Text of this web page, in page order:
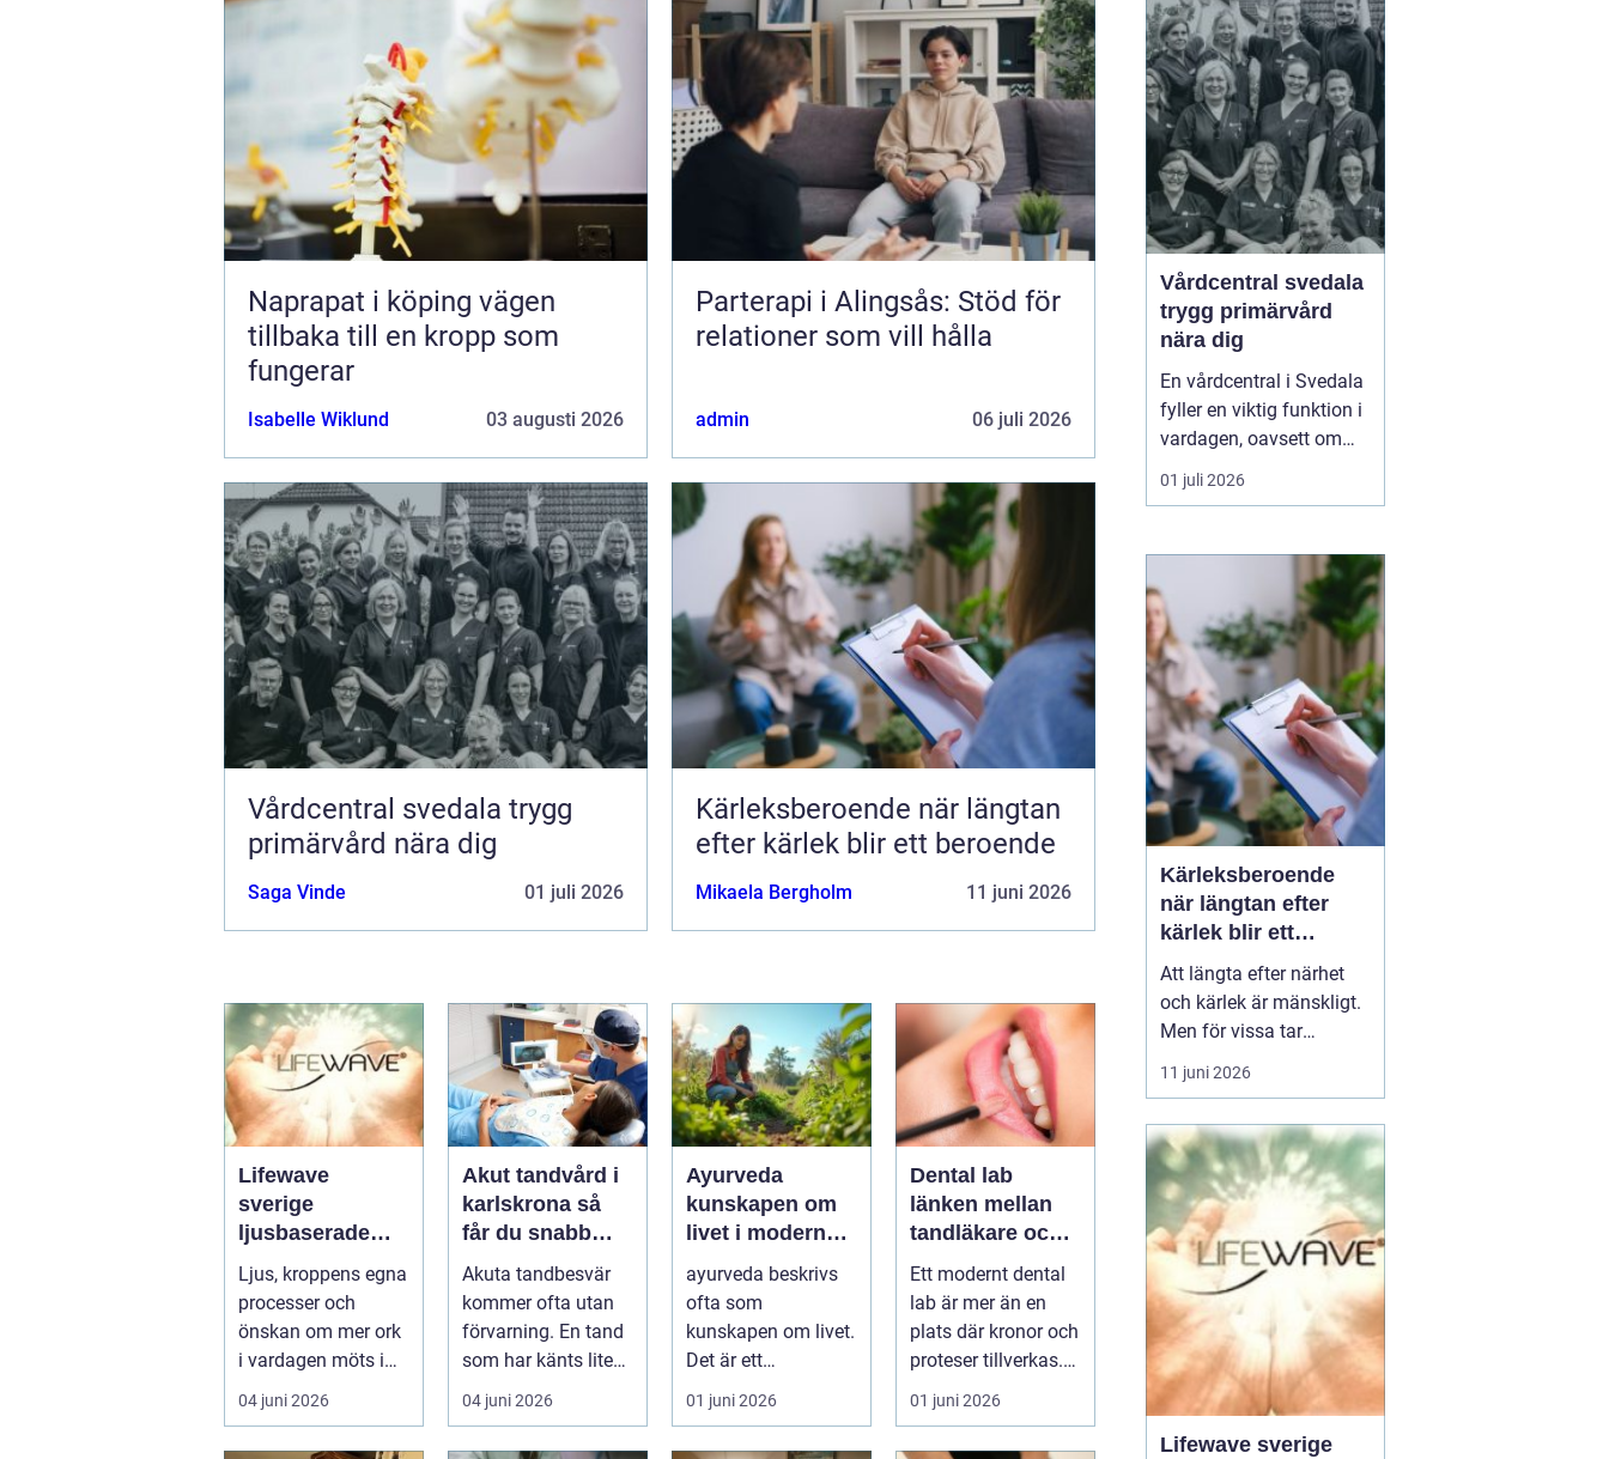
Naprapat i köping vägen
tillbaka till en kropp som
fungerar
Isabelle Wiklund 03 augusti 2026
Parterapi i Alingsås: Stöd för
relationer som vill hålla
admin 06 juli 2026
Vårdcentral svedala trygg
primärvård nära dig
Saga Vinde 01 juli 2026
Kärleksberoende när längtan
efter kärlek blir ett beroende
Mikaela Bergholm 11 juni 2026
Lifewave
sverige
ljusbaserade
hälsoprodukter i
fokus
Ljus, kroppens egna
processer och
önskan om mer ork
i vardagen möts i
ett växande intresse
för fotot...
04 juni 2026
Akut tandvård i
karlskrona så
får du snabb
hjälp när tanden
krisar
Akuta tandbesvär
kommer ofta utan
förvarning. En tand
som har känts lite
öm kan plötsligt
göra så on...
04 juni 2026
Ayurveda
kunskapen om
livet i modern
vardag
ayurveda beskrivs
ofta som
kunskapen om livet.
Det är ett
hälsosystem som
betonar balans,
helhet och...
01 juni 2026
Dental lab
länken mellan
tandläkare och
hållbara leenden
Ett modernt dental
lab är mer än en
plats där kronor och
proteser tillverkas.
Det är en teknisk
och ...
01 juni 2026
konflikter upprepas,
tystnaden växer eller
avståndet kä...
Vårdcentral svedala
trygg primärvård
nära dig
En vårdcentral i Svedala
fyller en viktig funktion i
vardagen, oavsett om
det handlar om akuta
infektioner, långvariga
kring barnhälsa och
graviditet. När vården
samlas under ett tak blir
vägen mellan olika
mottagningar kortare...
01 juli 2026
Kärleksberoende
när längtan efter
kärlek blir ett
beroende
Att längta efter närhet
och kärlek är mänskligt.
Men för vissa tar
längtan över helt.
Relationer, förälskelser
rätta blir viktigare än
jobb, vänner, hälsa och
till och med den egna
säkerheten. Då handlar
det inte längre bara om
s...
11 juni 2026
Lifewave sverige